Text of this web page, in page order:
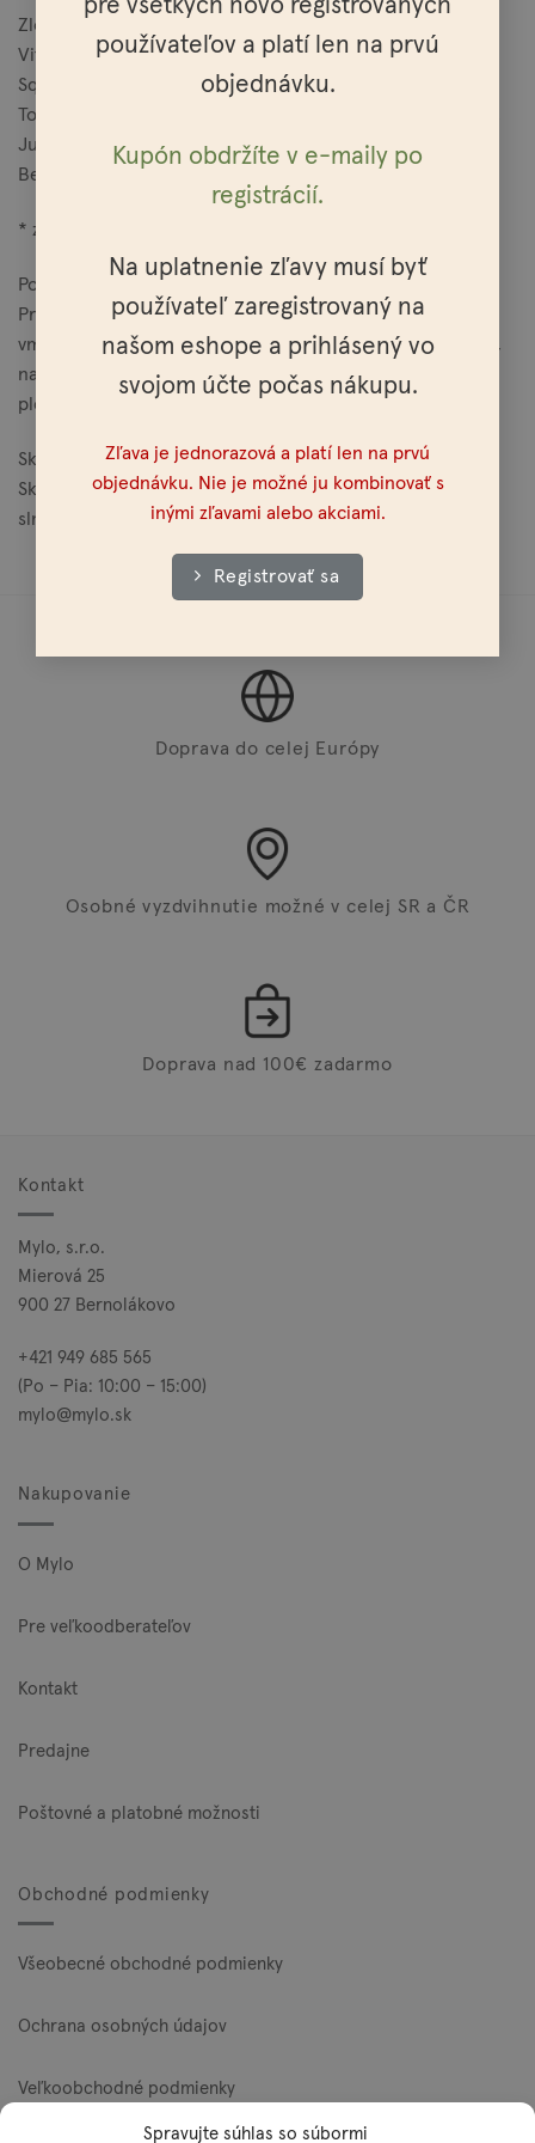
pre všetkých novo registrovaných
používateľov a platí len na prvú
objednávku.
Kupón obdržíte v e-maily po
registrácií.
Na uplatnenie zľavy musí byť
používateľ zaregistrovaný na
našom eshope a prihlásený vo
svojom účte počas nákupu.
Zľava je jednorazová a platí len na prvú
objednávku. Nie je možné ju kombinovať s
inými zľavami alebo akciami.
Registrovať sa
Spravujte súhlas so súbormi
Zloženie:
Vitis Vinifera Seed Oil, Simmondsia Chinensis Seed Oil,
Squalane, Rosa Canina Fruit Oil, Rubus Idaeus Seed Oil,
Tocopherol, Hippophae Rhamnoides Oil, Citrus Dulcis Oil,
Juniperus Communis Oil, Aniba Roseodra Oil, Benyzyl
Benzoate*, Limonene*, Citral*, Geraniol*, Linalool*.
* zložky prirodzene sa vyskytujúce v esenciálnych olejoch
Použitie:
Pred použitím pretrepte. Aplikátorom naneste do dlaní a
vmasírujte do vlhkej pokožky. Používajte 1 až 2 krát denne,
napr. namiesto pleťového krému, pár kvapkami obohaťte
pleťový krém alebo na prevedenie liftingovej masáže.
Skladovanie:
Skladujte na suchom mieste, mimo dosa­hu detí a
slnečného žiarenia.
Doprava do celej Európy
Osobné vyzdvihnutie možné v celej SR a ČR
Doprava nad 100€ zadarmo
Kontakt
Mylo, s.r.o.
Mierová 25
900 27 Bernolákovo
+421 949 685 565
(Po – Pia: 10:00 – 15:00)
mylo@mylo.sk
Nakupovanie
O Mylo
Pre veľkoodberateľov
Kontakt
Predajne
Poštovné a platobné možnosti
Obchodné podmienky
Všeobecné obchodné podmienky
Ochrana osobných údajov
Veľkoobchodné podmienky